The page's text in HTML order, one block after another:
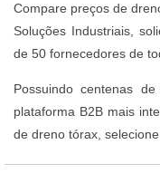
Compare preços de
Soluções Industriais,
de 50 fornecedores de
Possuindo centenas
plataforma B2B mais
de dreno tórax,